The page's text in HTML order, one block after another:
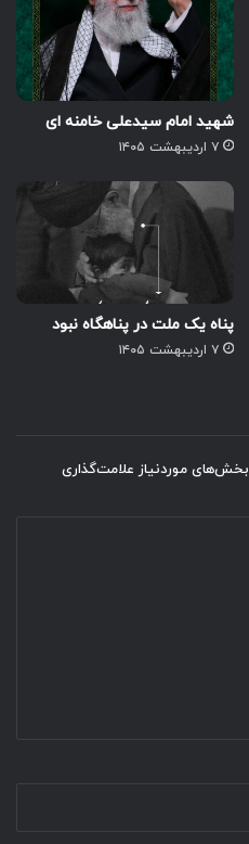
شهید امام سیدعلی خامنه ای
۷ اردیبهشت ۱۴۰۵
پناه یک ملت در پناهگاه نبود
۷ اردیبهشت ۱۴۰۵
بخش‌های موردنیاز علامت‌گذاری